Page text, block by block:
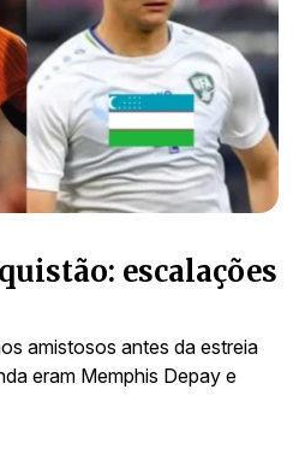
escalações
amistosos antes da estreia
eram Memphis Depay e